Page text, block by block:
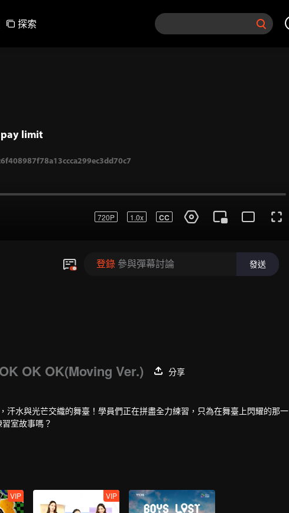
探索
720P 1.0x CC
登錄 參與彈幕討論 發送
OK OK OK(Moving Ver.)
分享
汗水與光芒交織的舞臺！學員們正在拼盡全力練習，只為在舞臺上閃耀的那一
室故事嗎？
VIP VIP